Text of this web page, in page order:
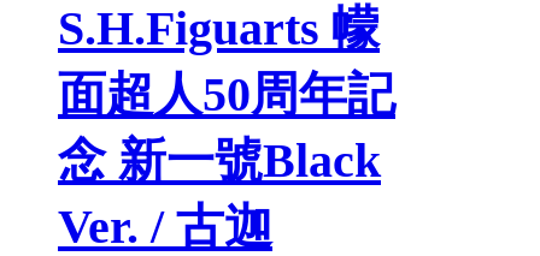
S.H.Figuarts 幪
面超人50周年記
念 新一號Black
Ver. / 古迦